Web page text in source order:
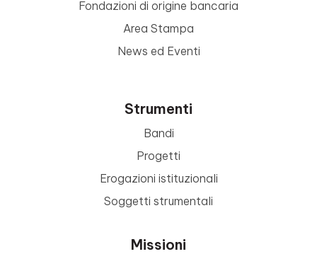
Fondazioni di origine bancaria
Area Stampa
News ed Eventi
Strumenti
Bandi
Progetti
Erogazioni istituzionali
Soggetti strumentali
Missioni